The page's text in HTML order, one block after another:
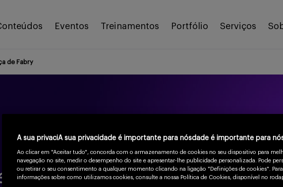
Eventos Treinamentos Portfólio Serviços
de Fabry
na Doença de Fabry
A sua privaciA sua privacidade é importante para nósdade é importante para
Ao clicar em "Aceitar tudo", concorda com o armazenamento de cookies no seu dispositivo para
navegação no site, medir o desempenho do site e apresentar-lhe publicidade personalizada. Pode
ou retirar o seu consentimento a qualquer momento clicando na ligação "Definições de cookies".
informações sobre como utilizamos cookies, consulte a nossa Política de Cookies, disponível no